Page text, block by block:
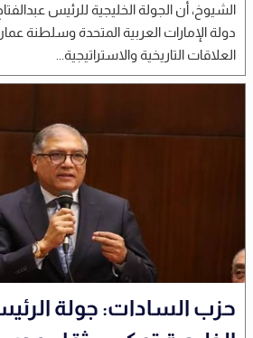
الشيوخ، أن الجولة الخليجية للرئيس
دولة الإمارات العربية المتحدة وسلطنة
العلاقات التاريخية والاستراتيجية...
حزب السادات: جولة